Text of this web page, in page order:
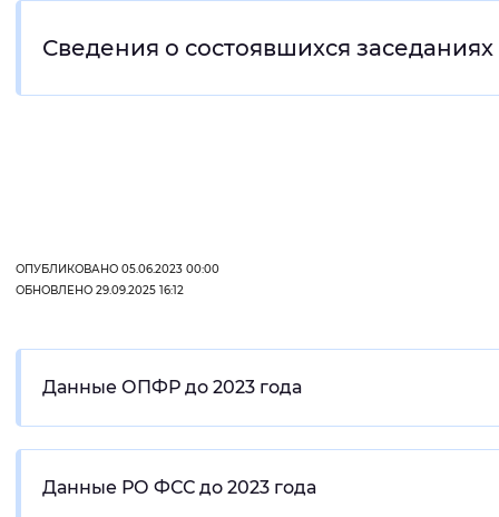
Сведения о состоявшихся
ОПУБЛИКОВАНО 05.06.2023 00:00
ОБНОВЛЕНО 29.09.2025 16:12
Данные ОПФР до 2023 года
Данные РО ФСС до 2023 года